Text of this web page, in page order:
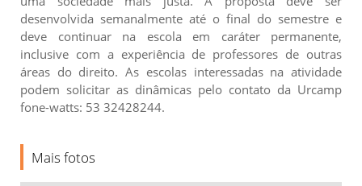
desenvolvida semanalmente até o final do semestre e
deve continuar na escola em caráter permanente,
inclusive com a experiência de professores de outras
áreas do direito. As escolas interessadas na atividade
podem solicitar as dinâmicas pelo contato da Urcamp
fone-watts: 53 32428244.
Mais fotos